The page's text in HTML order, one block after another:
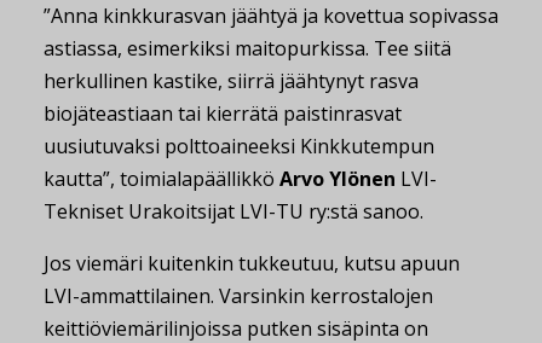
”Anna kinkkurasvan jäähtyä ja kovettua sopivassa
astiassa, esimerkiksi maitopurkissa. Tee siitä
herkullinen kastike, siirrä jäähtynyt rasva
biojäteastiaan tai kierrätä paistinrasvat
uusiutuvaksi polttoaineeksi Kinkkutempun
kautta”, toimialapäällikkö Arvo Ylönen LVI-
Tekniset Urakoitsijat LVI-TU ry:stä sanoo.
Jos viemäri kuitenkin tukkeutuu, kutsu apuun
LVI-ammattilainen. Varsinkin kerrostalojen
keittiöviemärilinjoissa putken sisäpinta on